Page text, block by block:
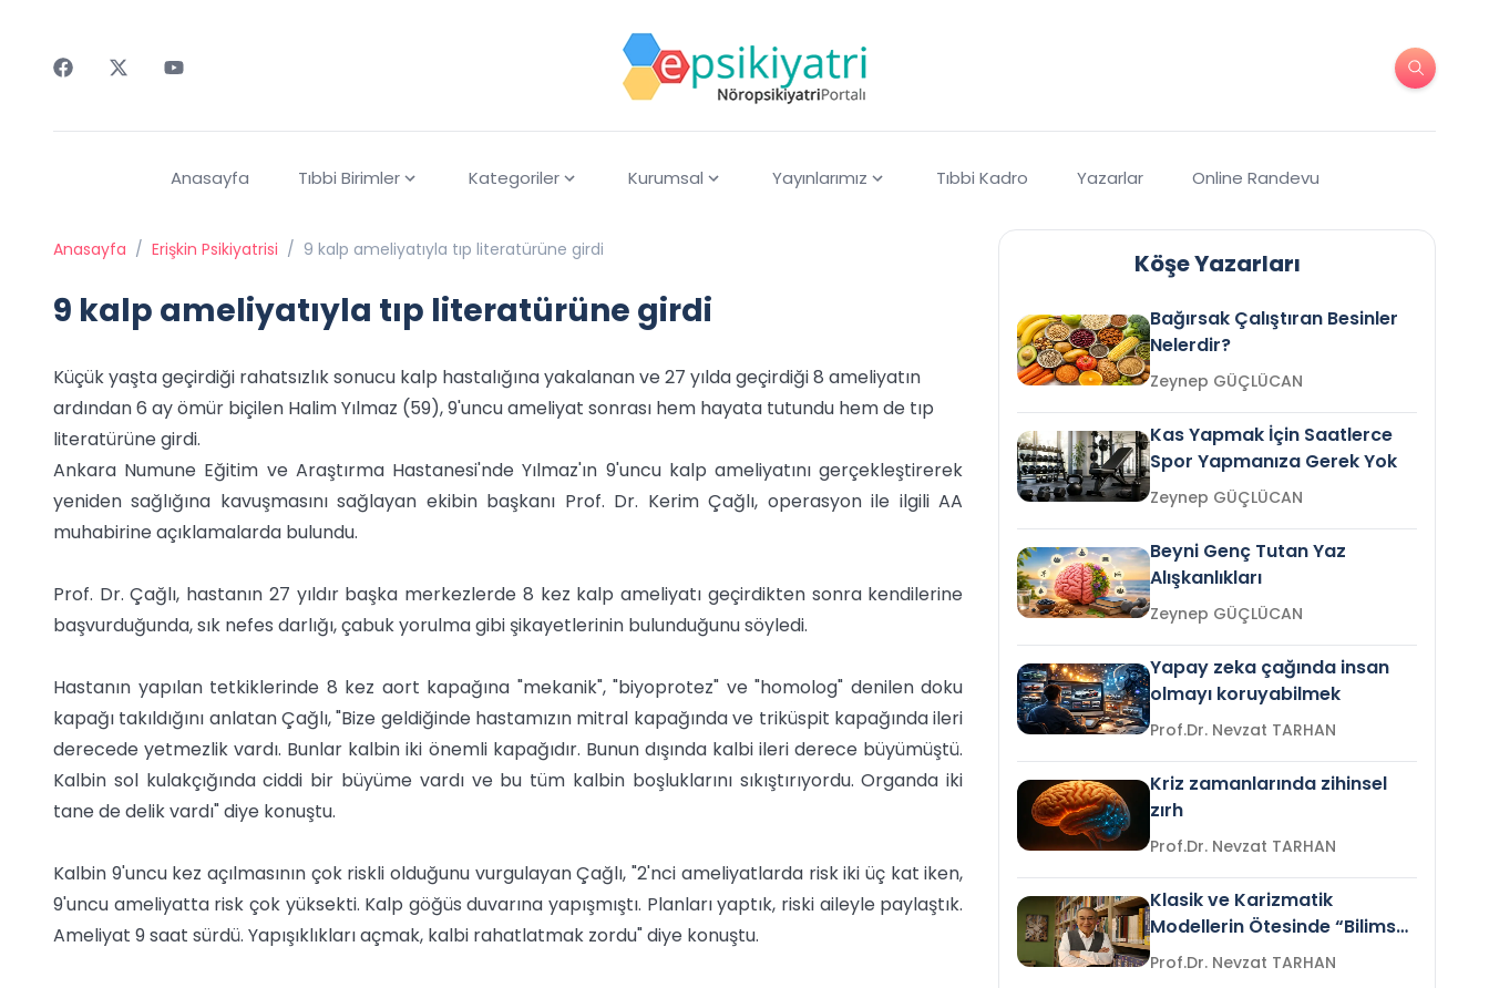
Anasayfa Tıbbi Birimler Kategoriler Kurumsal Yayınlarımız Tıbbi Kadro Yazarlar Online Randevu
Anasayfa / Erişkin Psikiyatrisi / 9 kalp ameliyatıyla tıp literatürüne girdi
9 kalp ameliyatıyla tıp literatürüne girdi
Küçük yaşta geçirdiği rahatsızlık sonucu kalp hastalığına yakalanan ve 27 yılda geçirdiği 8 ameliyatın
ardından 6 ay ömür biçilen Halim Yılmaz (59), 9'uncu ameliyat sonrası hem hayata tutundu hem de tıp
literatürüne girdi.
Ankara Numune Eğitim ve Araştırma Hastanesi'nde Yılmaz'ın 9'uncu kalp ameliyatını gerçekleştirerek
yeniden sağlığına kavuşmasını sağlayan ekibin başkanı Prof. Dr. Kerim Çağlı, operasyon ile ilgili AA
muhabirine açıklamalarda bulundu.
Prof. Dr. Çağlı, hastanın 27 yıldır başka merkezlerde 8 kez kalp ameliyatı geçirdikten sonra kendilerine
başvurduğunda, sık nefes darlığı, çabuk yorulma gibi şikayetlerinin bulunduğunu söyledi.
Hastanın yapılan tetkiklerinde 8 kez aort kapağına "mekanik", "biyoprotez" ve "homolog" denilen doku
kapağı takıldığını anlatan Çağlı, "Bize geldiğinde hastamızın mitral kapağında ve triküspit kapağında ileri
derecede yetmezlik vardı. Bunlar kalbin iki önemli kapağıdır. Bunun dışında kalbi ileri derece büyümüştü.
Kalbin sol kulakçığında ciddi bir büyüme vardı ve bu tüm kalbin boşluklarını sıkıştırıyordu. Organda iki
tane de delik vardı" diye konuştu.
Kalbin 9'uncu kez açılmasının çok riskli olduğunu vurgulayan Çağlı, "2'nci ameliyatlarda risk iki üç kat iken,
9'uncu ameliyatta risk çok yüksekti. Kalp göğüs duvarına yapışmıştı. Planları yaptık, riski aileyle paylaştık.
Ameliyat 9 saat sürdü. Yapışıklıkları açmak, kalbi rahatlatmak zordu" diye konuştu.
Köşe Yazarları
Bağırsak Çalıştıran Besinler
Nelerdir?
Zeynep GÜÇLÜCAN
Kas Yapmak İçin Saatlerce
Spor Yapmanıza Gerek Yok
Zeynep GÜÇLÜCAN
Beyni Genç Tutan Yaz
Alışkanlıkları
Zeynep GÜÇLÜCAN
Yapay zeka çağında insan
olmayı koruyabilmek
Prof.Dr. Nevzat TARHAN
Kriz zamanlarında zihinsel
zırh
Prof.Dr. Nevzat TARHAN
Klasik ve Karizmatik
Modellerin Ötesinde “Bilimsel
Liderlik”
Prof.Dr. Nevzat TARHAN